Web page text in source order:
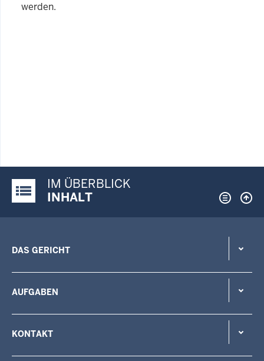
werden.
Justiz-Portal im Überblick:
IM ÜBERBLICK
INHALT
DAS GERICHT
AUFGABEN
KONTAKT